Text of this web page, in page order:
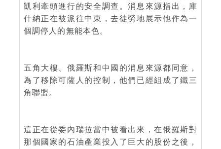
凱利牽頭進行的安全調查。消息來源指出，庫
什納正在被派往中東，去徒勞地展示他作為一
個調停人的無能本色。
五角大樓、俄羅斯和中國的消息來源都同意，
為了移除可薩人的控制，他們已經組成了鐵三
角聯盟。
這正在從委內瑞拉當中被看出來，在俄羅斯對
那個國家的石油產業投入了巨大的股份之後，